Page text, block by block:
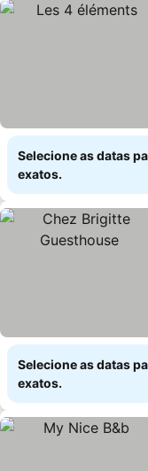
Selecione as datas
exatos.
Selecione as datas
exatos.